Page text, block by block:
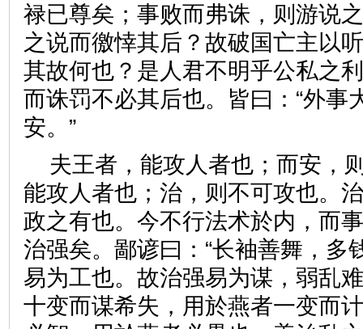
禄已尊矣；事败而弗诛，则游说
之说而徼悻其后？故破国亡主以
其故何也？是人君不明乎公私之
而诛罚不必其后也。皆曰：“外事
安。”
夫王者，能攻人者也；而安，
能攻人者也；治，则不可攻也。
政之有也。今不行法术於内，而
治强矣。鄙谚曰：“长袖善舞，多
易为工也。故治强易为谋，弱乱
十变而谋希失，用於燕者一变而